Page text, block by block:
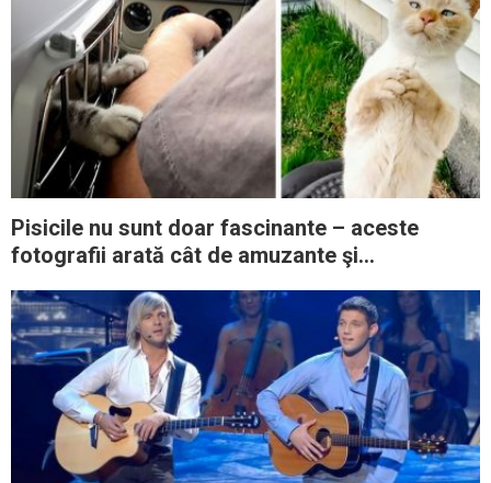
Pisicile nu sunt doar fascinante – aceste
fotografii arată cât de amuzante şi